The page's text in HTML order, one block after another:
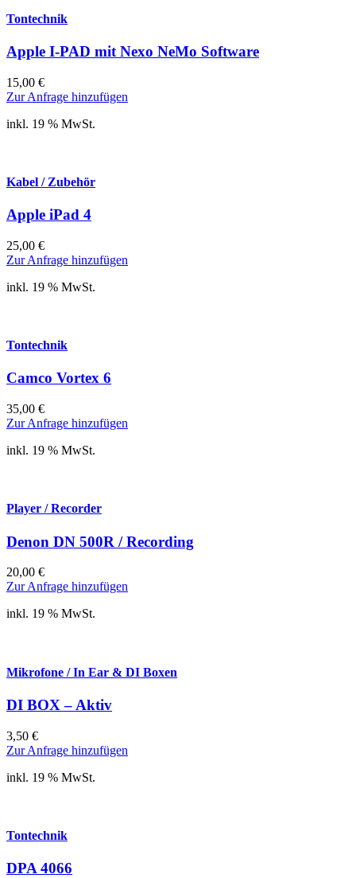
Tontechnik
Apple I-PAD mit Nexo NeMo Software
15,00 €
Zur Anfrage hinzufügen
inkl. 19 % MwSt.
Kabel / Zubehör
Apple iPad 4
25,00 €
Zur Anfrage hinzufügen
inkl. 19 % MwSt.
Tontechnik
Camco Vortex 6
35,00 €
Zur Anfrage hinzufügen
inkl. 19 % MwSt.
Player / Recorder
Denon DN 500R / Recording
20,00 €
Zur Anfrage hinzufügen
inkl. 19 % MwSt.
Mikrofone / In Ear & DI Boxen
DI BOX – Aktiv
3,50 €
Zur Anfrage hinzufügen
inkl. 19 % MwSt.
Tontechnik
DPA 4066